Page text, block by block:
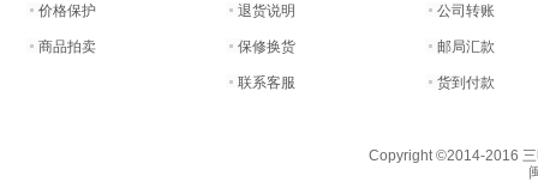
价格保护
商品拍卖
退货说明
保修换货
联系客服
公司转账
邮局汇款
货到付款
Copyright ©2014-2016